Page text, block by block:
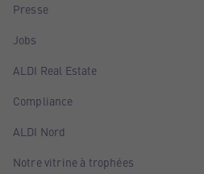
Presse
Jobs
ALDI Real Estate
Compliance
ALDI Nord
Notre vitrine à trophées